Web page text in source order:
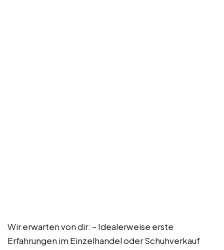
Wir erwarten von dir: – Idealerweise erste
Erfahrungen im Einzelhandel oder Schuhverkauf